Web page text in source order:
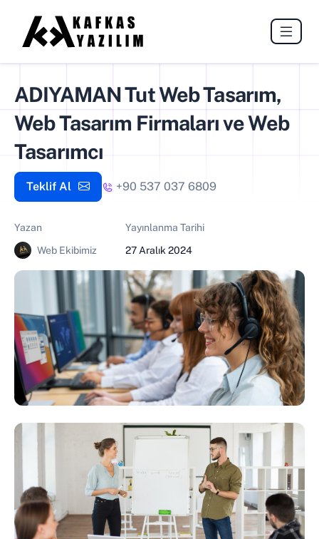
ADIYAMAN Tut Web Tasarım,
Web Tasarım Firmaları ve Web
Tasarımcı
Teklif Al +90 537 037 6809
Yazan
Web Ekibimiz
Yayınlanma Tarihi
27 Aralık 2024